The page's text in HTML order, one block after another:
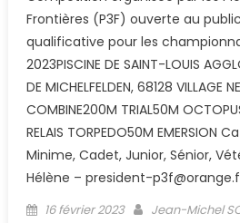
Frontières (P3F) ouverte au
qualificative pour les
2023PISCINE DE SAINT-LOUIS
DE MICHELFELDEN, 68128 VILLAGE
COMBINE200M TRIAL50M
RELAIS TORPEDO50M EMERSION
Minime, Cadet, Junior, Sénior,
Hélène – president-
Posted on
16 février 2023 Author
Jean-Michel